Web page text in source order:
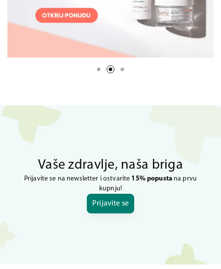
Vaše zdravlje, naša briga
Prijavite se na newsletter i ostvarite 15% popustana prvu
kupnju!
Prijavite se